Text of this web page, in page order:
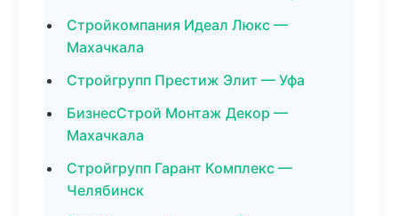
Стройкомпания Идеал Люкс —
Махачкала
Стройгрупп Престиж Элит — Уфа
БизнесСтрой Монтаж Декор —
Махачкала
Стройгрупп Гарант Комплекс —
Челябинск